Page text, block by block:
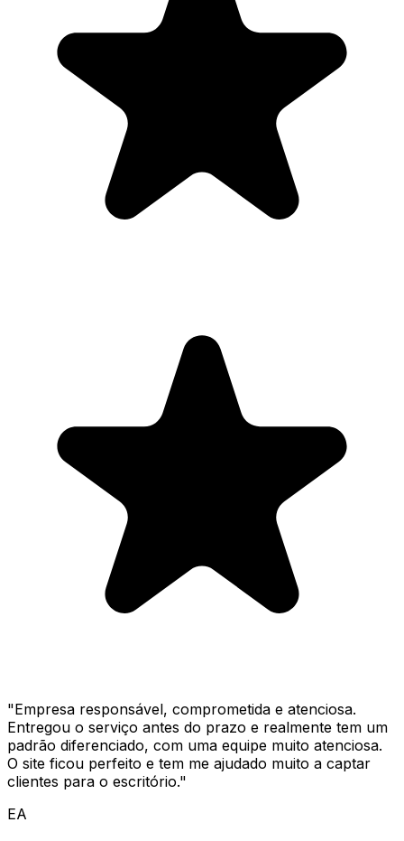
"Empresa responsável, comprometida e atenciosa.
Entregou o serviço antes do prazo e realmente tem um
padrão diferenciado, com uma equipe muito atenciosa.
O site ficou perfeito e tem me ajudado muito a captar
clientes para o escritório."
EA